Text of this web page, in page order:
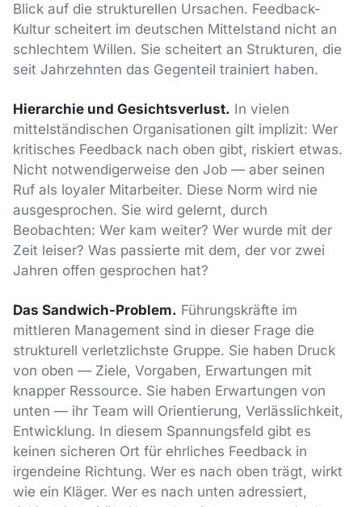
Blick auf die strukturellen Ursachen. Feedback-
Kultur scheitert im deutschen Mittelstand nicht an
schlechtem Willen. Sie scheitert an Strukturen, die
seit Jahrzehnten das Gegenteil trainiert haben.
Hierarchie und Gesichtsverlust. In vielen
mittelständischen Organisationen gilt implizit: Wer
kritisches Feedback nach oben gibt, riskiert etwas.
Nicht notwendigerweise den Job — aber seinen
Ruf als loyaler Mitarbeiter. Diese Norm wird nie
ausgesprochen. Sie wird gelernt, durch
Beobachten: Wer kam weiter? Wer wurde mit der
Zeit leiser? Was passierte mit dem, der vor zwei
Jahren offen gesprochen hat?
Das Sandwich-Problem. Führungskräfte im
mittleren Management sind in dieser Frage die
strukturell verletzlichste Gruppe. Sie haben Druck
von oben — Ziele, Vorgaben, Erwartungen mit
knapper Ressource. Sie haben Erwartungen von
unten — ihr Team will Orientierung, Verlässlichkeit,
Entwicklung. In diesem Spannungsfeld gibt es
keinen sicheren Ort für ehrliches Feedback in
irgendeine Richtung. Wer es nach oben trägt, wirkt
wie ein Kläger. Wer es nach unten adressiert,